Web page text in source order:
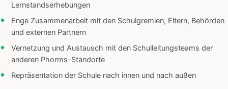
Lernstandserhebungen
Enge Zusammenarbeit mit den Schulgremien, Eltern, Behörden
und externen Partnern
Vernetzung und Austausch mit den Schulleitungsteams der
anderen Phorms-Standorte
Repräsentation der Schule nach innen und nach außen